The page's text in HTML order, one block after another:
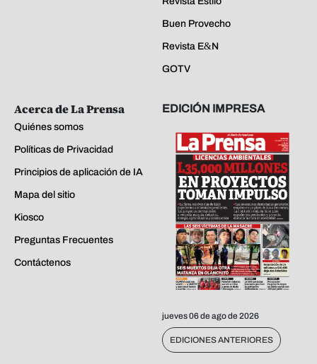
Buen Provecho
Revista E&N
GOTV
Acerca de La Prensa
Quiénes somos
Políticas de Privacidad
Principios de aplicación de IA
Mapa del sitio
Kiosco
Preguntas Frecuentes
Contáctenos
EDICIÓN IMPRESA
jueves 06 de ago de 2026
EDICIONES ANTERIORES